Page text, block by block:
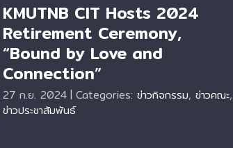
KMUTNB CIT Hosts 2024
Retirement Ceremony,
“Bound by Love and
Connection”
27 ก.ย. 2024 | Categories: ข่าวกิจกรรม, ข่าวคณะ,
ข่าวประชาสัมพันธ์